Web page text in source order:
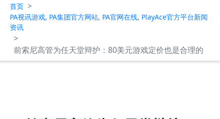
首页 >
PA视讯游戏, PA集团官方网站, PA官网在线, PlayAce官方平台新闻
资讯
>
前索尼高管为任天堂辩护：80美元游戏定价也是合理的